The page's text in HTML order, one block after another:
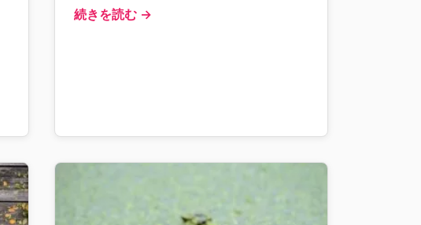
続きを読む →